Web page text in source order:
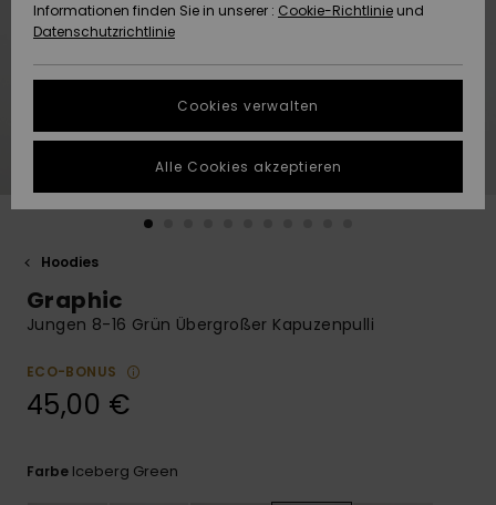
Highlights
Highlights
Starten Sie eine
um die
schnellste
Antwort auf Ihre
Finden Sie
Antworten auf
NACHHALTIGKEIT
SHOPS
QUIKSILVER APP
WUNSCHLISTE
Hoodies
Graphic
Jungen 8-16 Grün Übergroßer Kapuzenpulli
ECO-BONUS
45,00 €
Farbe Iceberg Green
Informationen finden Sie in unserer : Cookie-Richtlinie und
Datenschutzrichtlinie
Cookies verwalten
Alle Cookies akzeptieren